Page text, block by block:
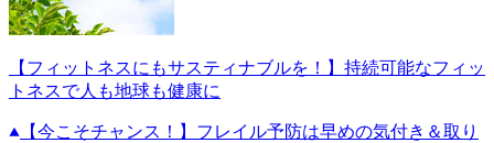
【フィットネスにもサスティナブルを！】持続可能なフィッ
トネスで人も地球も健康に
【今こそチャンス！】フレイル予防は早めの気付き＆取り